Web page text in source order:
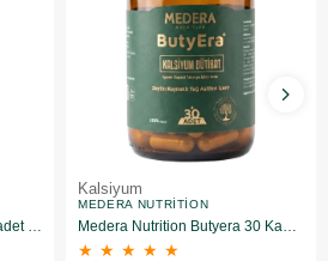
Medera Nutrition ButyEra 3 adet Kalsiyum Bütirat (Postbiyotik) İçeren Takviye Edici Gıda - 3'LÜ SET
Kalsiyum
MEDERA NUTRITION
Medera Nutrition Butyera 30 Kapsül
★ ★ ★ ★ ★